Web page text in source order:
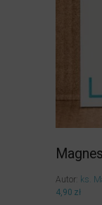
Autor: ks.
4,90 zł